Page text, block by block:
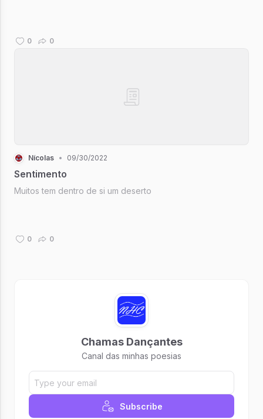
0 0
Nícolas • 09/30/2022
Sentimento
Muitos tem dentro de si um deserto
0 0
Chamas Dançantes
Canal das minhas poesias
Subscribe